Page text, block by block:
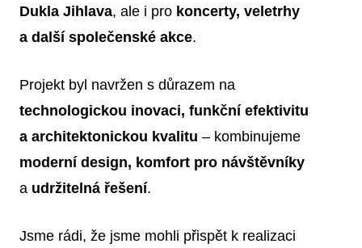
Dukla Jihlava, ale i pro koncerty, veletrhy
a další společenské akce.
Projekt byl navržen s důrazem na
technologickou inovaci, funkční efektivitu
a architektonickou kvalitu – kombinujeme
moderní design, komfort pro návštěvníky
a udržitelná řešení.
Jsme rádi, že jsme mohli přispět k realizaci